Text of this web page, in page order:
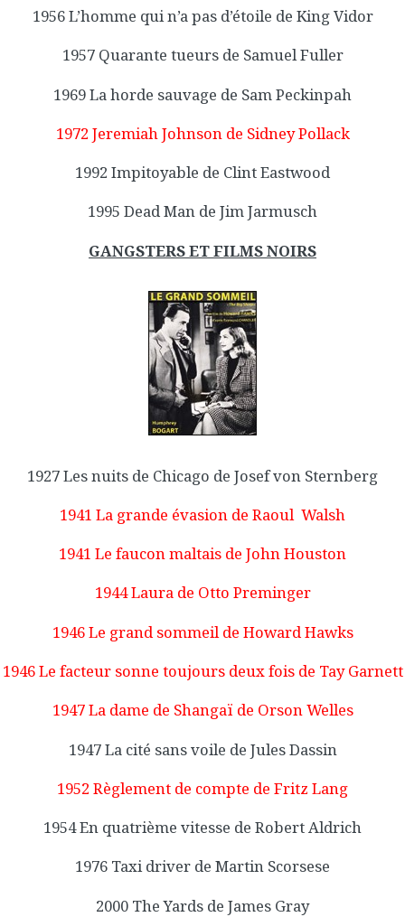
1956 L’homme qui n’a pas d’étoile de King Vidor
1957 Quarante tueurs de Samuel Fuller
1969 La horde sauvage de Sam Peckinpah
1972 Jeremiah Johnson de Sidney Pollack
1992 Impitoyable de Clint Eastwood
1995 Dead Man de Jim Jarmusch
GANGSTERS ET FILMS NOIRS
1927 Les nuits de Chicago de Josef von Sternberg
1941 La grande évasion de Raoul Walsh
1941 Le faucon maltais de John Houston
1944 Laura de Otto Preminger
1946 Le grand sommeil de Howard Hawks
1946 Le facteur sonne toujours deux fois de Tay Garnett
1947 La dame de Shangaï de Orson Welles
1947 La cité sans voile de Jules Dassin
1952 Règlement de compte de Fritz Lang
1954 En quatrième vitesse de Robert Aldrich
1976 Taxi driver de Martin Scorsese
2000 The Yards de James Gray